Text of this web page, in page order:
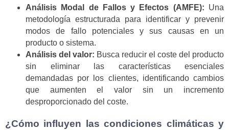
Análisis Modal de Fallos y Efectos (AMFE): Una
metodología estructurada para identificar y prevenir
modos de fallo potenciales y sus causas en un
producto o sistema.
Análisis del valor: Busca reducir el coste del producto
sin eliminar las características esenciales
demandadas por los clientes, identificando cambios
que aumenten el valor sin un incremento
desproporcionado del coste.
¿Cómo influyen las condiciones climáticas y